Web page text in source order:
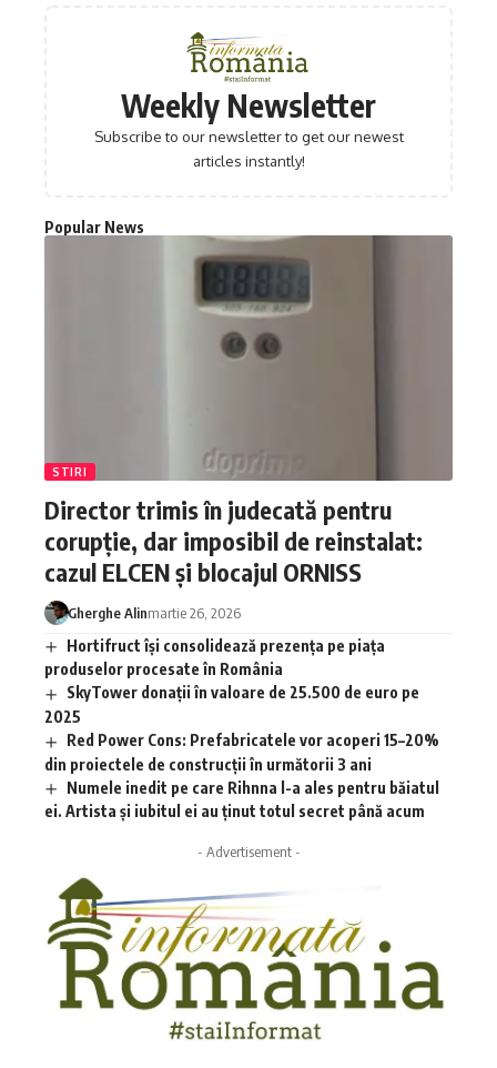
Weekly Newsletter
Subscribe to our newsletter to get our newest
articles instantly!
Popular News
STIRI
Director trimis în judecată pentru
corupție, dar imposibil de reinstalat:
cazul ELCEN și blocajul ORNISS
Gherghe Alinmartie 26, 2026
Hortifruct își consolidează prezența pe piața
produselor procesate în România
SkyTower donații în valoare de 25.500 de euro pe
2025
Red Power Cons: Prefabricatele vor acoperi 15–20%
din proiectele de construcții în următorii 3 ani
Numele inedit pe care Rihnna l-a ales pentru băiatul
ei. Artista și iubitul ei au ținut totul secret până acum
- Advertisement -